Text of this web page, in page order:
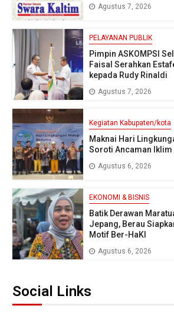
Agustus 7, 2026
PELAYANAN PUBLIK
Pimpin ASKOMPSI
Faisal Serahkan
kepada Rudy Rinaldi
Agustus 7, 2026
Kegiatan Kabupaten/kota
Maknai Hari
Soroti Ancaman Iklim
Agustus 6, 2026
EKONOMI & BISNIS
Batik Derawan
Jepang, Berau
Motif Ber-HaKI
Agustus 6, 2026
Social Links